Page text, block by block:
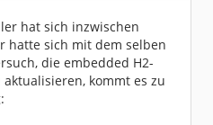
hat sich inzwischen
hatte sich mit dem selben
die embedded H2-
kommt es zu